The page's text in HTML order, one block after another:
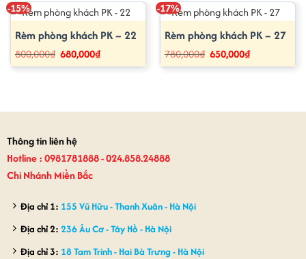
-15%
Rèm phòng khách PK – 22
800,000₫ Giá
gốc
là:
680,000₫Giá
hiện
tại
-17%
Rèm phòng khách PK – 27
780,000₫ Giá
gốc
là:
650,000₫Giá
hiện
tại
Thông tin liên hệ
Hotline : 0981781888 - 024.858.24888
Chi Nhánh Miền Bắc
Địa chỉ 1: 155 Vũ Hữu - Thanh Xuân - Hà Nội
Địa chỉ 2: 236 Âu Cơ - Tây Hồ - Hà Nội
Địa chỉ 3: 18 Tam Trinh - Hai Bà Trưng - Hà Nội